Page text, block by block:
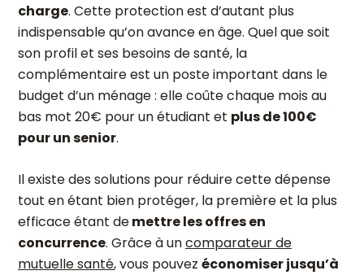
charge. Cette protection est d’autant plus
indispensable qu’on avance en âge. Quel que soit
son profil et ses besoins de santé, la
complémentaire est un poste important dans le
budget d’un ménage : elle coûte chaque mois au
bas mot 20€ pour un étudiant et plus de 100€
pour un senior.
Il existe des solutions pour réduire cette dépense
tout en étant bien protéger, la première et la plus
efficace étant demettre les offres en
concurrence. Grâce à uncomparateur de
mutuelle santé, vous pouvez économiser jusqu’à